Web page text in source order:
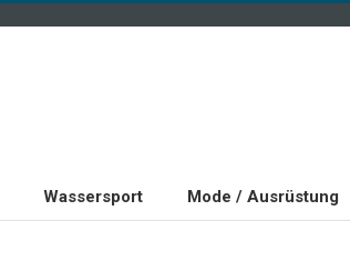
Wassersport Mode / Ausrüstung